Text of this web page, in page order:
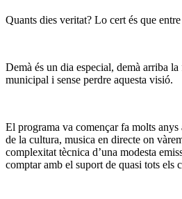
Quants dies veritat? Lo cert és que
Demà és un dia especial, demà arriba
municipal i sense perdre aquesta visió.
El programa va començar fa molts
de la cultura, musica en directe on
complexitat tècnica d’una modesta
comptar amb el suport de quasi tots els